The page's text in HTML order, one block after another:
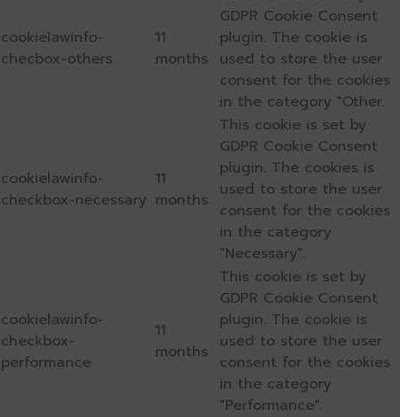
cookielawinfo-
checbox-others
11
months
GDPR Cookie Consent
plugin. The cookie is
used to store the user
consent for the cookies
in the category "Other.
cookielawinfo-
checkbox-necessary
11
months
This cookie is set by
GDPR Cookie Consent
plugin. The cookies is
used to store the user
consent for the cookies
in the category
"Necessary".
cookielawinfo-
checkbox-
performance
11
months
This cookie is set by
GDPR Cookie Consent
plugin. The cookie is
used to store the user
consent for the cookies
in the category
"Performance".